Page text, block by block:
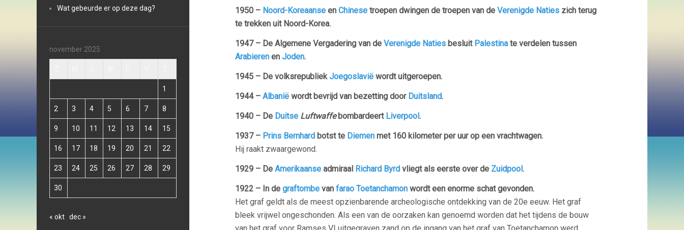
Wat gebeurde er op deze dag?
november 2025
1
2 3 4 5 6 7 8
9 10 11 12 13 14 15
16 17 18 19 20 21 22
23 24 25 26 27 28 29
30
« okt dec »
1950 – Noord-Koreaanse en Chinese troepen dwingen de troepen van de Verenigde Naties zich terug
te trekken uit Noord-Korea.
1947 – De Algemene Vergadering van de Verenigde Naties besluit Palestina te verdelen tussen
Arabieren en Joden.
1945 – De volksrepubliekJoegoslavië wordt uitgeroepen.
1944 – Albanië wordt bevrijd van bezetting door Duitsland.
1940 – De Duitse Luftwaffebombardeert Liverpool.
1937 – Prins Bernhard botst te Diemen met 160 kilometer per uur op een vrachtwagen.
Hij raakt zwaargewond.
1929 – De Amerikaanse admiraal Richard Byrd vliegt als eerste over de Zuidpool.
1922 – In de graftombe van farao Toetanchamon wordt een enorme schat gevonden.
Het graf geldt als de meest opzienbarende archeologische ontdekking van de 20e eeuw. Het graf
bleek vrijwel ongeschonden. Als een van de oorzaken kan genoemd worden dat het tijdens de bouw